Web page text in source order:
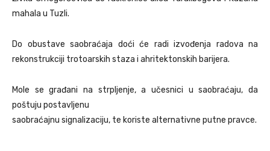
mahala u Tuzli.
Do obustave saobraćaja doći će radi izvođenja radova na
rekonstrukciji trotoarskih staza i ahritektonskih barijera.
Mole se građani na strpljenje, a učesnici u saobraćaju, da
poštuju postavljenu
saobraćajnu signalizaciju, te koriste alternativne putne pravce.